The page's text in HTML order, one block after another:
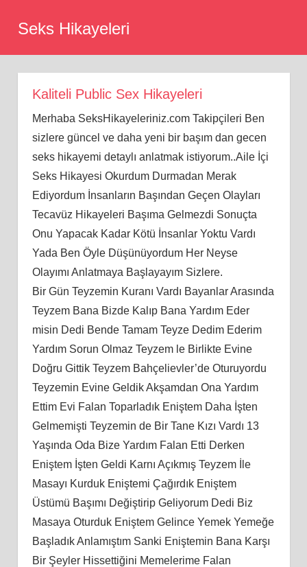
Seks Hikayeleri
Kaliteli Public Sex Hikayeleri
Merhaba SeksHikayeleriniz.com Takipçileri Ben
sizlere güncel ve daha yeni bir başım dan gecen
seks hikayemi detaylı anlatmak istiyorum..Aile İçi
Seks Hikayesi Okurdum Durmadan Merak
Ediyordum İnsanların Başından Geçen Olayları
Tecavüz Hikayeleri Başıma Gelmezdi Sonuçta
Onu Yapacak Kadar Kötü İnsanlar Yoktu Vardı
Yada Ben Öyle Düşünüyordum Her Neyse
Olayımı Anlatmaya Başlayayım Sizlere.
Bir Gün Teyzemin Kuranı Vardı Bayanlar Arasında
Teyzem Bana Bizde Kalıp Bana Yardım Eder
misin Dedi Bende Tamam Teyze Dedim Ederim
Yardım Sorun Olmaz Teyzem le Birlikte Evine
Doğru Gittik Teyzem Bahçelievler’de Oturuyordu
Teyzemin Evine Geldik Akşamdan Ona Yardım
Ettim Evi Falan Toparladık Eniştem Daha İşten
Gelmemişti Teyzemin de Bir Tane Kızı Vardı 13
Yaşında Oda Bize Yardım Falan Etti Derken
Eniştem İşten Geldi Karnı Açıkmış Teyzem İle
Masayı Kurduk Eniştemi Çağırdık Eniştem
Üstümü Başımı Değiştirip Geliyorum Dedi Biz
Masaya Oturduk Eniştem Gelince Yemek Yemeğe
Başladık Anlamıştım Sanki Eniştemin Bana Karşı
Bir Şeyler Hissettiğini Memelerime Falan